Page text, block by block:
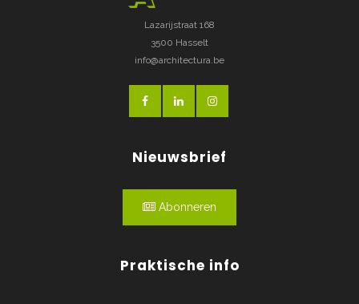
Lazarijstraat 168
3500 Hasselt
info@architectura.be
Nieuwsbrief
Abonneren
Praktische info